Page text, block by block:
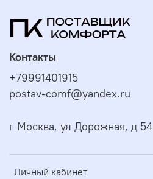
Личный кабинет
Контакты
+79991401915
postav-comf@yandex.ru
г Москва, ул Дорожная, д 54